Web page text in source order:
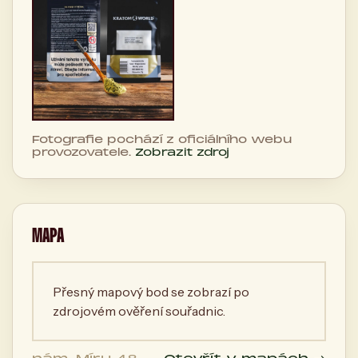
Fotografie pochází z oficiálního webu
provozovatele. Zobrazit zdroj
MAPA
Přesný mapový bod se zobrazí po
zdrojovém ověření souřadnic.